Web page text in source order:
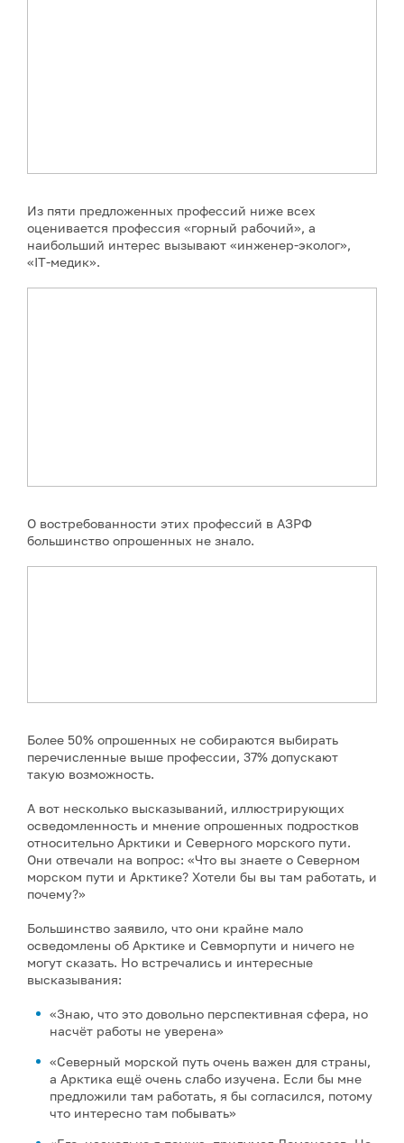
Из пяти предложенных профессий ниже всех
оценивается профессия «горный рабочий», а
наибольший интерес вызывают «инженер-эколог»,
«IT-медик».
О востребованности этих профессий в АЗРФ
большинство опрошенных не знало.
Более 50% опрошенных не собираются выбирать
перечисленные выше профессии, 37% допускают
такую возможность.
А вот несколько высказываний, иллюстрирующих
осведомленность и мнение опрошенных подростков
относительно Арктики и Северного морского пути.
Они отвечали на вопрос: «Что вы знаете о Северном
морском пути и Арктике? Хотели бы вы там работать, и
почему?»
Большинство заявило, что они крайне мало
осведомлены об Арктике и Севморпути и ничего не
могут сказать. Но встречались и интересные
высказывания:
«Знаю, что это довольно перспективная сфера, но
насчёт работы не уверена»
«Северный морской путь очень важен для страны,
а Арктика ещё очень слабо изучена. Если бы мне
предложили там работать, я бы согласился, потому
что интересно там побывать»